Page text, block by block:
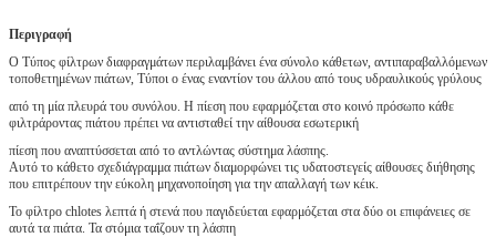
Περιγραφή
Ο Τύπος φίλτρων διαφραγμάτων περιλαμβάνει ένα σύνολο κάθετων, αντιπαραβαλλόμενων
τοποθετημένων πιάτων, Τύποι ο ένας εναντίον του άλλου από τους υδραυλικούς γρύλους
από τη μία πλευρά του συνόλου. Η πίεση που εφαρμόζεται στο κοινό πρόσωπο κάθε
φιλτράροντας πιάτου πρέπει να αντισταθεί την αίθουσα εσωτερική
πίεση που αναπτύσσεται από το αντλώντας σύστημα λάσπης.
Αυτό το κάθετο σχεδιάγραμμα πιάτων διαμορφώνει τις υδατοστεγείς αίθουσες διήθησης
που επιτρέπουν την εύκολη μηχανοποίηση για την απαλλαγή των κέικ.
Το φίλτρο chlotes λεπτά ή στενά που παγιδεύεται εφαρμόζεται στα δύο οι επιφάνειες σε
αυτά τα πιάτα. Τα στόμια ταΐζουν τη λάσπη